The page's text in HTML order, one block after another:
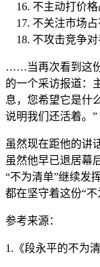
不主动打价格
不关注市场占
不攻击竞争对
……当再次看到这
的一个采访报道：
息，您希望它是什
说明我们还活着。”
虽然现在距他的讲
虽然他早已退居幕
“不为清单”继续发
都在坚守着这份“不
参考来源：
1.《段永平的不为